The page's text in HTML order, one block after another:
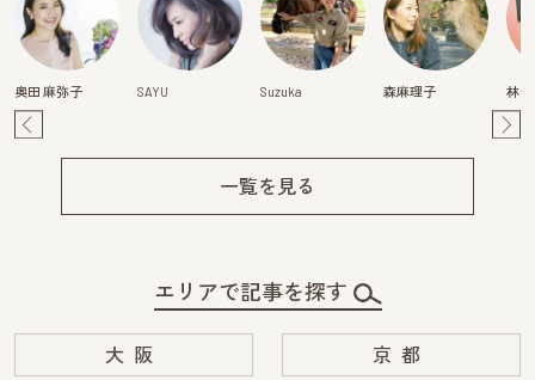
奥田 麻弥子 SAYU Suzuka 森麻理子 林マ
一覧を見る
エリアで記事を探す
大阪 京都